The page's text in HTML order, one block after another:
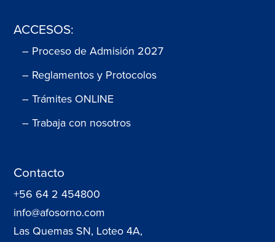
ACCESOS:
– Proceso de Admisión 2027
– Reglamentos y Protocolos
– Trámites ONLINE
– Trabaja con nosotros
Contacto
+56 64 2 454800
info@afosorno.com
Las Quemas SN, Loteo 4A,